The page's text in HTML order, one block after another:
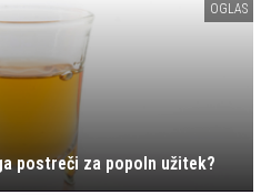
OGLAS
postreči za popoln užitek?